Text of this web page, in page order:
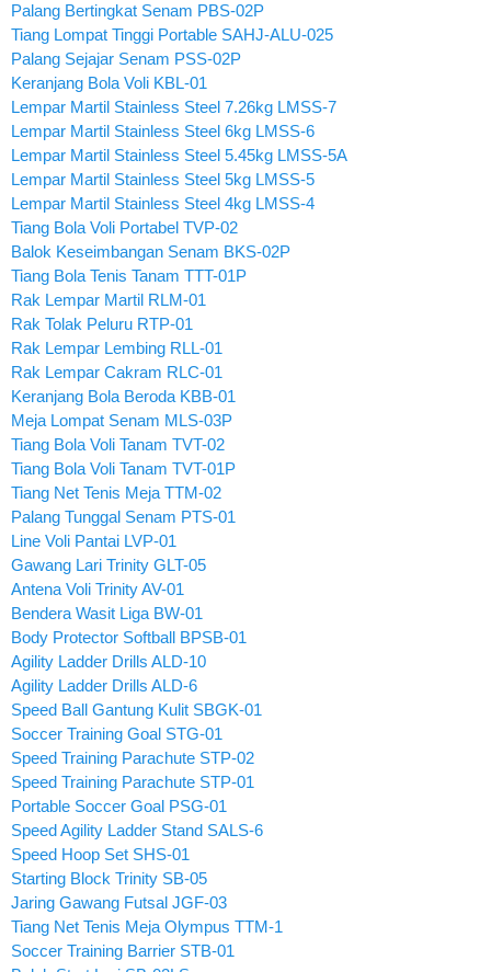
Palang Bertingkat Senam PBS-02P
Tiang Lompat Tinggi Portable SAHJ-ALU-025
Palang Sejajar Senam PSS-02P
Keranjang Bola Voli KBL-01
Lempar Martil Stainless Steel 7.26kg LMSS-7
Lempar Martil Stainless Steel 6kg LMSS-6
Lempar Martil Stainless Steel 5.45kg LMSS-5A
Lempar Martil Stainless Steel 5kg LMSS-5
Lempar Martil Stainless Steel 4kg LMSS-4
Tiang Bola Voli Portabel TVP-02
Balok Keseimbangan Senam BKS-02P
Tiang Bola Tenis Tanam TTT-01P
Rak Lempar Martil RLM-01
Rak Tolak Peluru RTP-01
Rak Lempar Lembing RLL-01
Rak Lempar Cakram RLC-01
Keranjang Bola Beroda KBB-01
Meja Lompat Senam MLS-03P
Tiang Bola Voli Tanam TVT-02
Tiang Bola Voli Tanam TVT-01P
Tiang Net Tenis Meja TTM-02
Palang Tunggal Senam PTS-01
Line Voli Pantai LVP-01
Gawang Lari Trinity GLT-05
Antena Voli Trinity AV-01
Bendera Wasit Liga BW-01
Body Protector Softball BPSB-01
Agility Ladder Drills ALD-10
Agility Ladder Drills ALD-6
Speed Ball Gantung Kulit SBGK-01
Soccer Training Goal STG-01
Speed Training Parachute STP-02
Speed Training Parachute STP-01
Portable Soccer Goal PSG-01
Speed Agility Ladder Stand SALS-6
Speed Hoop Set SHS-01
Starting Block Trinity SB-05
Jaring Gawang Futsal JGF-03
Tiang Net Tenis Meja Olympus TTM-1
Soccer Training Barrier STB-01